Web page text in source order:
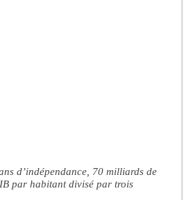
d’indépendance, 70 milliards de
par habitant divisé par trois